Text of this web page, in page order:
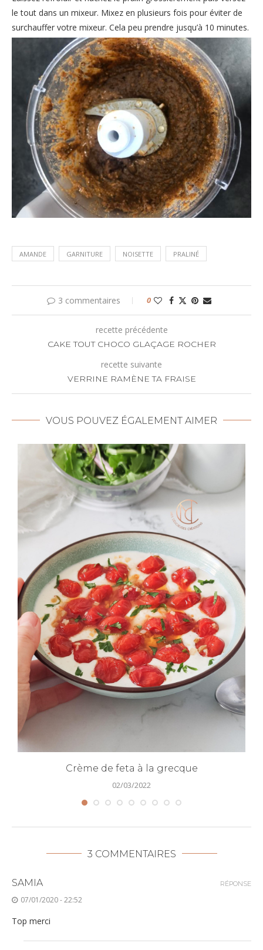
le tout dans un mixeur. Mixez en plusieurs fois pour éviter de
surchauffer votre mixeur. Cela peu prendre jusqu’à 10 minutes.
AMANDE GARNITURE NOISETTE PRALINÉ
3 commentaires 0
recette précédente
CAKE TOUT CHOCO GLAÇAGE ROCHER
recette suivante
VERRINE RAMÈNE TA FRAISE
VOUS POUVEZ ÉGALEMENT AIMER
Crème de feta à la grecque
02/03/2022
3 COMMENTAIRES
SAMIA
07/01/2020 - 22:52
Top merci
RÉPONSE